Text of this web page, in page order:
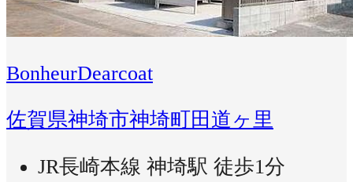
BonheurDearcoat
佐賀県神埼市神埼町田道ヶ里
JR長崎本線 神埼駅 徒歩1分